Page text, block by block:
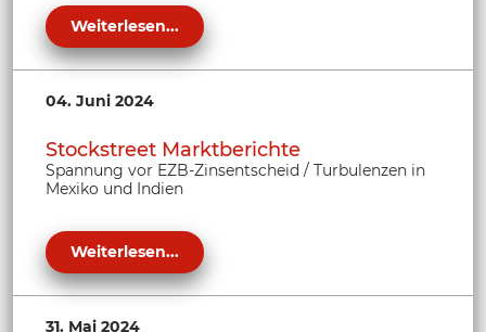
Weiterlesen...
04. Juni 2024
Stockstreet Marktberichte
Spannung vor EZB-Zinsentscheid / Turbulenzen in
Mexiko und Indien
Weiterlesen...
31. Mai 2024